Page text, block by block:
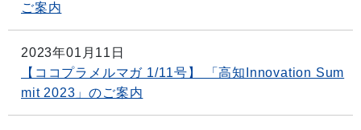
ご案内
2023年01月11日
【ココプラメルマガ 1/11号】 「高知Innovation Sum
mit 2023」のご案内